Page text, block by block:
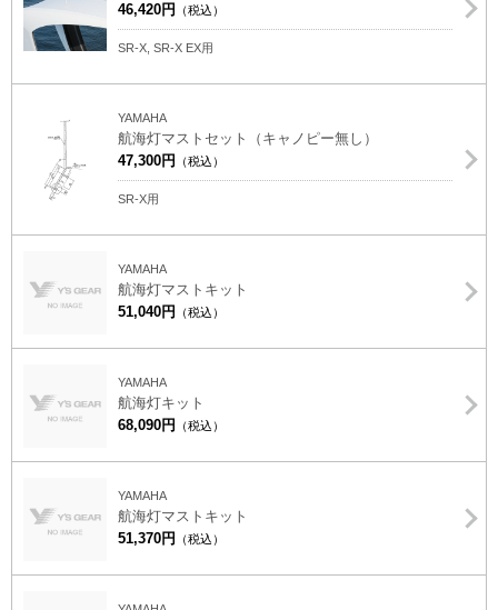
46,420円
（税込）
SR-X, SR-X EX用
YAMAHA
航海灯マストセット（キャノピー無し）
47,300円
（税込）
SR-X用
YAMAHA
航海灯マストキット
51,040円
（税込）
YAMAHA
航海灯キット
68,090円
（税込）
YAMAHA
航海灯マストキット
51,370円
（税込）